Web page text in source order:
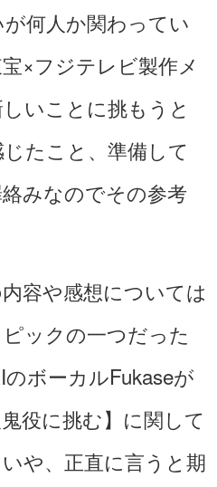
何人か関わってい
×フジテレビ製作メ
いことに挑もうと
たこと、準備して
みなのでその参考
容や感想については
ックの一つだった
のボーカルFukaseが
役に挑む】に関して
や、正直に言うと期